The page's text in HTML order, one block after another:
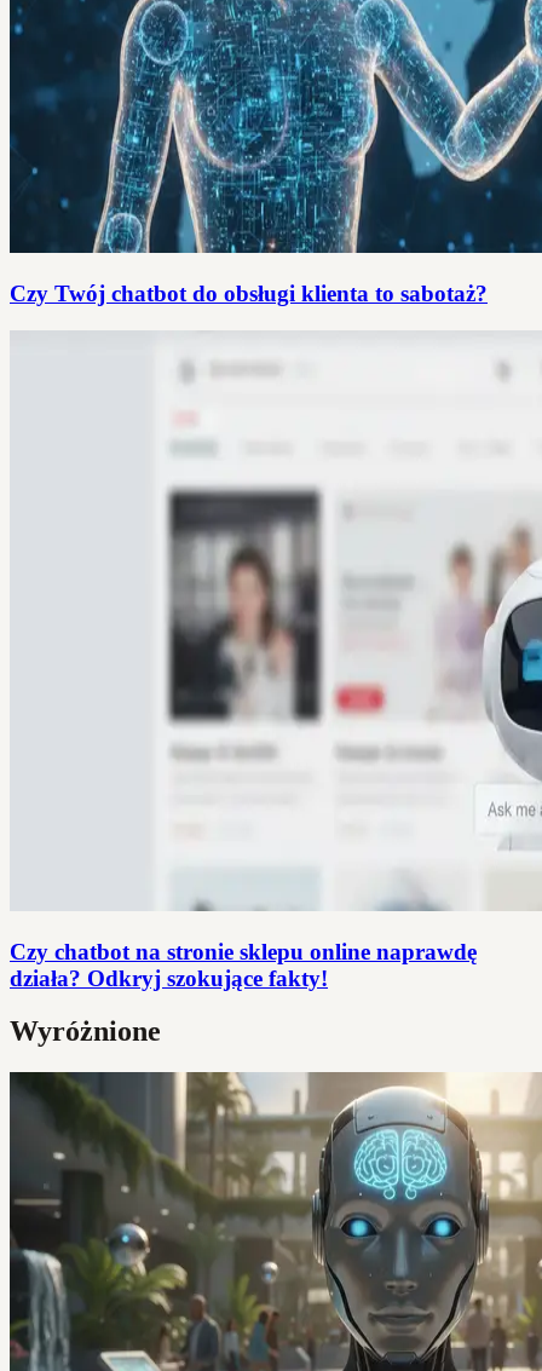
Czy Twój chatbot do obsługi klienta to sabotaż?
Czy chatbot na stronie sklepu online naprawdę
działa? Odkryj szokujące fakty!
Wyróżnione